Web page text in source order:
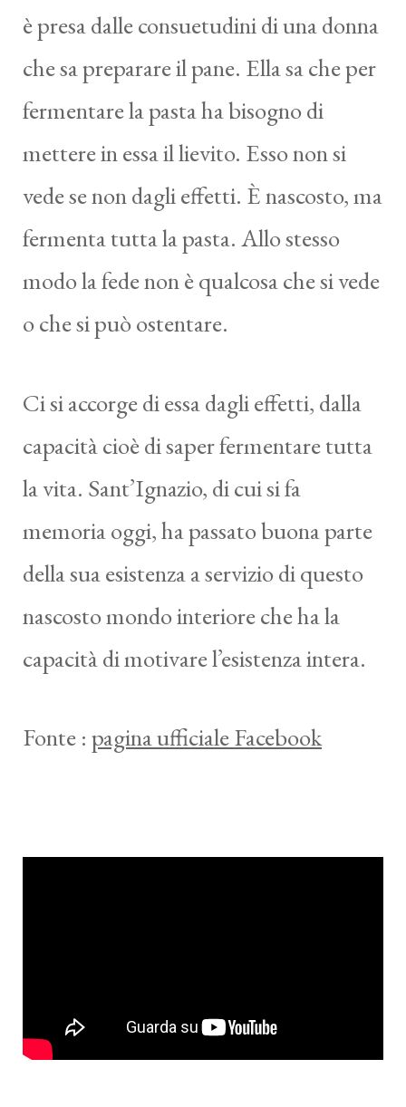
è presa dalle consuetudini di una donna
che sa preparare il pane. Ella sa che per
fermentare la pasta ha bisogno di
mettere in essa il lievito. Esso non si
vede se non dagli effetti. È nascosto, ma
fermenta tutta la pasta. Allo stesso
modo la fede non è qualcosa che si vede
o che si può ostentare.
Ci si accorge di essa dagli effetti, dalla
capacità cioè di saper fermentare tutta
la vita. Sant’Ignazio, di cui si fa
memoria oggi, ha passato buona parte
della sua esistenza a servizio di questo
nascosto mondo interiore che ha la
capacità di motivare l’esistenza intera.
Fonte : pagina ufficiale Facebook